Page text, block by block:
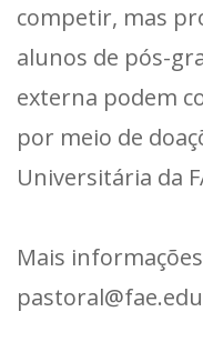
competir, mas
alunos de pós-
externa podem
por meio de
Universitária da
Mais